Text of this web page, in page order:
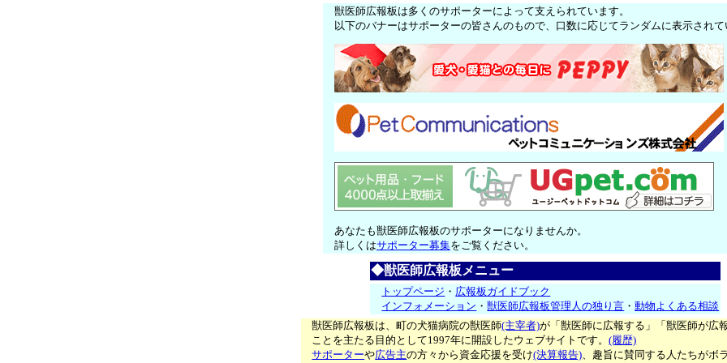
獣医師広報板は多くのサポーターによって支えられています。
以下のバナーはサポーターの皆さんのもので、口数に応じてランダムに表示されて
あなたも獣医師広報板のサポーターになりませんか。
詳しくはサポーター募集をご覧ください。
◆獣医師広報板メニュー
トップページ ・ 広報板ガイドブック
インフォメーション ・獣医師広報板管理人の独り言 ・動物よくある相談
獣医師広報板は、町の犬猫病院の獣医師(主宰者)が「獣医師に広報する」「獣医師が広報
ことを主たる目的として1997年に開設したウェブサイトです。(履歴)
サポーターや広告主の方々から資金応援を受け(決算報告)、趣旨に賛同する人たちがボ